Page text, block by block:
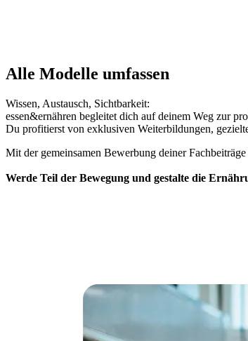
Alle Modelle umfassen
Wissen, Austausch, Sichtbarkeit:
essen&ernähren begleitet dich auf deinem Weg zur
Du profitierst von exklusiven Weiterbildungen,
Mit der gemeinsamen Bewerbung deiner
Werde Teil der Bewegung und gestalte die